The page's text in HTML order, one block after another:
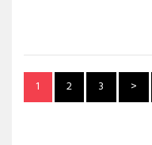
1 2 3 >